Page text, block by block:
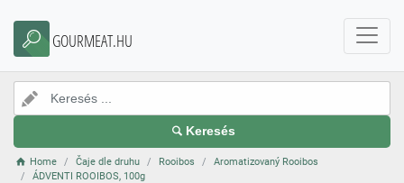
GOURMEAT.HU
Keresés
Home Čaje dle druhu Rooibos
Aromatizovaný Rooibos
ÁDVENTI ROOIBOS, 100g